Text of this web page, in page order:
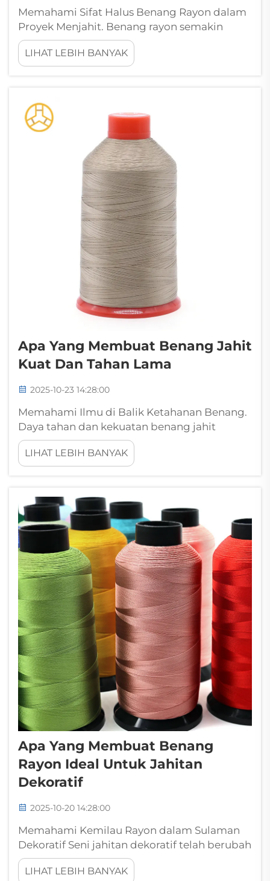
Memahami Sifat Halus Benang Rayon dalam
Proyek Menjahit. Benang rayon semakin
populer di kalangan penjahit karena
tampilannya yang mengilap dan hasil akhir
yang halus. Namun, banyak perajin
menjahit...
LIHAT LEBIH BANYAK
Apa Yang Membuat Benang Jahit
Kuat Dan Tahan Lama
2025-10-23 14:28:00
Memahami Ilmu di Balik Ketahanan Benang.
Daya tahan dan kekuatan benang jahit
memainkan peran penting dalam
menentukan kualitas dan umur panjang
setiap produk jahitan. Dari pakaian dan
integritas o...
LIHAT LEBIH BANYAK
Apa Yang Membuat Benang
Rayon Ideal Untuk Jahitan
Dekoratif
2025-10-20 14:28:00
Memahami Kemilau Rayon dalam Sulaman
Dekoratif Seni jahitan dekoratif telah berubah
berkat kehadiran benang rayon, sebuah
inovasi tekstil luar biasa yang
LIHAT LEBIH BANYAK